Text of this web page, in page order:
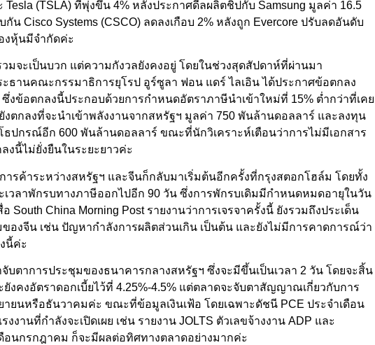
(TSLA) ที่พุ่งขึ้น 4% หลังประกาศดีลผลิตชิปกับ Samsung มูลค่า 16.5
น Cisco Systems (CSCO) ลดลงเกือบ 2% หลังถูก Evercore ปรับลดอันดับ
งหุ้นมีจำกัดค่ะ
มจะเป็นบวก แต่ความกังวลยังคงอยู่ โดยในช่วงสุดสัปดาห์ที่ผ่านมา
ธานคณะกรรมาธิการยุโรป อูร์ซูลา ฟอน แดร์ ไลเอิน ได้ประกาศข้อตกลง
ข้อตกลงนี้ประกอบด้วยการกำหนดอัตราภาษีนำเข้าใหม่ที่ 15% ต่ำกว่าที่เคย
งตกลงที่จะนำเข้าพลังงานจากสหรัฐฯ มูลค่า 750 พันล้านดอลลาร์ และลงทุน
ปกรณ์อีก 600 พันล้านดอลลาร์ ขณะที่นักวิเคราะห์เตือนว่าการไม่มีเอกสาร
งนี้ไม่ยั่งยืนในระยะยาวค่ะ
ารค้าระหว่างสหรัฐฯ และจีนก็กลับมาเริ่มต้นอีกครั้งที่กรุงสตอกโฮล์ม โดยทั้ง
ะเวลาพักรบทางภาษีออกไปอีก 90 วัน ซึ่งการพักรบเดิมมีกำหนดหมดอายุในวัน
South China Morning Post รายงานว่าการเจรจาครั้งนี้ ยังรวมถึงประเด็น
ของจีน เช่น ปัญหากำลังการผลิตส่วนเกิน เป็นต้น และยังไม่มีการคาดการณ์ว่า
นี้ค่ะ
ตาการประชุมของธนาคารกลางสหรัฐฯ ซึ่งจะมีขึ้นเป็นเวลา 2 วัน โดยจะสิ้น
งคงอัตราดอกเบี้ยไว้ที่ 4.25%-4.5% แต่ตลาดจะจับตาสัญญาณเกี่ยวกับการ
ายนหรือธันวาคมค่ะ ขณะที่ข้อมูลเงินเฟ้อ โดยเฉพาะดัชนี PCE ประจำเดือน
านที่กำลังจะเปิดเผย เช่น รายงาน JOLTS ตัวเลขจ้างงาน ADP และ
ดือนกรกฎาคม ก็จะมีผลต่อทิศทางตลาดอย่างมากค่ะ